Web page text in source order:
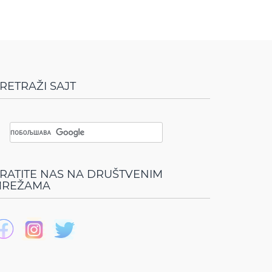
SAJT
NAS NA DRUŠTVENIM